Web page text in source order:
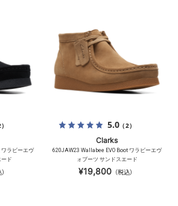
ラビーエヴ
ド
5.0（2）
Clarks
620JAW23 Wallabee EVO Boot ワラビーエヴ
ォブーツ サンドスエード
¥19,800（税込）